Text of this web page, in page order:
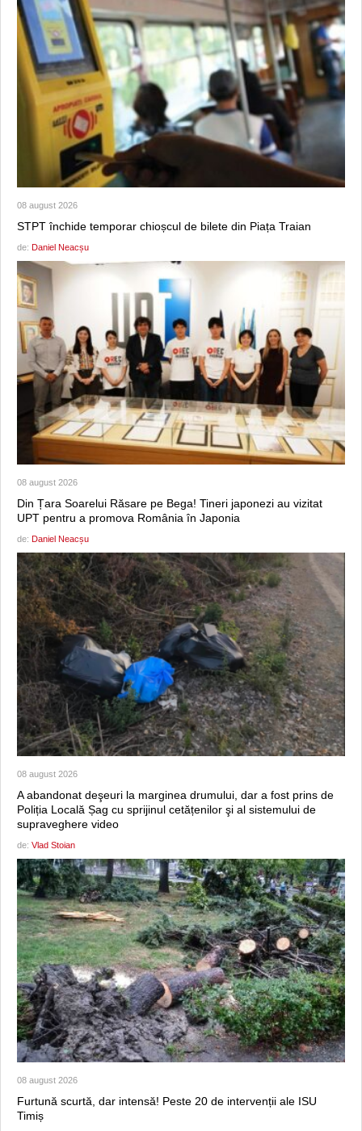
08 august 2026
STPT închide temporar chioșcul de bilete din Piața Traian
de: Daniel Neacșu
08 august 2026
Din Țara Soarelui Răsare pe Bega! Tineri japonezi au vizitat
UPT pentru a promova România în Japonia
de: Daniel Neacșu
08 august 2026
A abandonat deşeuri la marginea drumului, dar a fost prins de
Poliția Locală Șag cu sprijinul cetățenilor şi al sistemului de
supraveghere video
de: Vlad Stoian
08 august 2026
Furtună scurtă, dar intensă! Peste 20 de intervenții ale ISU
Timiș